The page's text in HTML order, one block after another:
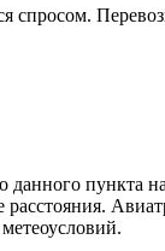
спросом.
пункта